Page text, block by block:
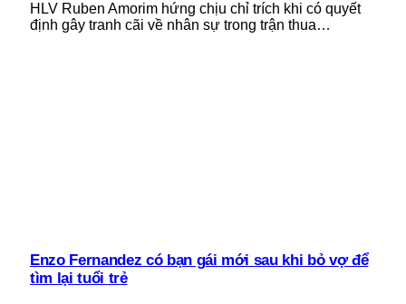
HLV Ruben Amorim hứng chịu chỉ trích khi có quyết
định gây tranh cãi về nhân sự trong trận thua…
Enzo Fernandez có bạn gái mới sau khi bỏ vợ để
tìm lại tuổi trẻ